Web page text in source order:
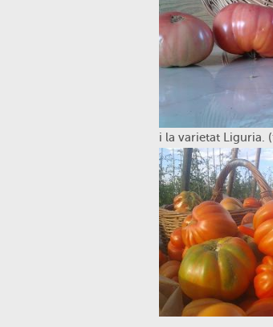
i la varietat Liguria.